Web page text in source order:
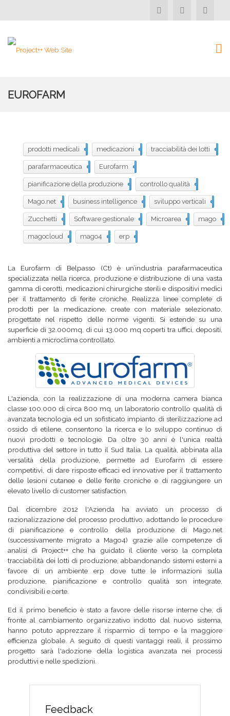
EUROFARM
prodotti medicali 190medicazioni 189tracciabilità dei lotti
parafarmaceutica 166Eurofarm
pianificazione della produzione 104controllo qualità
Mago.net business intelligence sviluppo verticali
Zucchetti Software gestionale Microarea mago
magocloud mago4 erp
La Eurofarm di Belpasso (Ct) è un’industria parafarmaceutica
specializzata nella ricerca, produzione e distribuzione di una vasta
gamma di cerotti, medicazioni chirurgiche sterili e dispositivi medici
per il trattamento di ferite croniche. Realizza linee complete di
prodotti per la medicazione, create con materiale selezionato,
progettate nel rispetto delle norme vigenti. Si estende su una
superficie di 32.000mq, di cui 13.000 mq coperti tra uffici, depositi,
ambienti a microclima controllato.
L'azienda, con la realizzazione di una moderna camera bianca
classe 100.000 di circa 800 mq, un laboratorio controllo qualità di
avanzata tecnologia ed un sofisticato impianto di sterilizzazione ad
ossido di etilene, consentono la ricerca e lo sviluppo continuo di
nuovi prodotti e tecnologie. Da oltre 30 anni è l'unica realtà
produttiva del settore in tutto il Sud Italia. La qualità, abbinata alla
versalità della produzione, permette ad Eurofarm di essere
competitivi, di dare risposte efficaci ed innovative per il trattamento
delle lesioni cutanee e delle ferite croniche e di raggiungere un
elevato livello di customer satisfaction.
Dal dicembre 2012 l'Azienda ha avviato un processo di
razionalizzazione del processo produttivo, adottando le procedure
di pianificazione e controllo della produzione di Mago.net
(successivamente migrato a Mago4) grazie alle competenze di
analisi di Project++ che ha guidato il cliente verso la completa
tracciabilità dei lotti di produzione, abbandonando sistemi esterni a
favore di un ambiente erp dove tutte le informazioni sulla
produzione, pianificazione e controllo qualità son integrate,
condivisibili e certe.
Ed il primo beneficio è stato a favore delle risorse interne che, di
fronte al cambiamento organizzativo indotto dal nuovo sistema,
hanno potuto apprezzare il risparmio di tempo e la maggiore
efficienza globale. A seguito di questi vantaggi reali, il prossimo
progetto sarà l'adozione della logistica avanzata nei processi
produttivi e nelle spedizioni.
Feedback